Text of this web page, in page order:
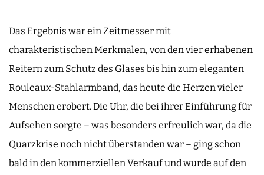
Das Ergebnis war ein Zeitmesser mit
charakteristischen Merkmalen, von den vier erhabenen
Reitern zum Schutz des Glases bis hin zum eleganten
Rouleaux-Stahlarmband, das heute die Herzen vieler
Menschen erobert. Die Uhr, die bei ihrer Einführung für
Aufsehen sorgte – was besonders erfreulich war, da die
Quarzkrise noch nicht überstanden war – ging schon
bald in den kommerziellen Verkauf und wurde auf den